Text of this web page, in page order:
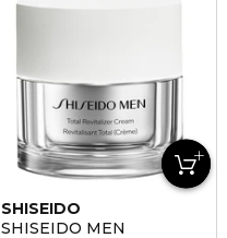
SHISEIDO
SHISEIDO MEN